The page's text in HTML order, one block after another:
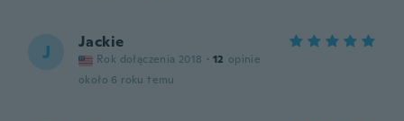
J Jackie
Rok dołączenia 2018 · 12 opinie
około 6 roku temu